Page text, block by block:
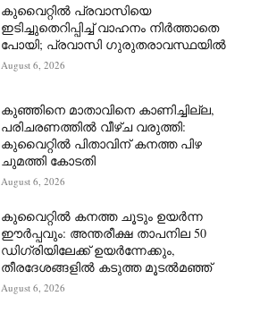
കുവൈറ്റിൽ പ്രവാസിയെ
ഇടിച്ചുതെറിപ്പിച്ച് വാഹനം നിർത്താതെ
പോയി; പ്രവാസി ഗുരുതരാവസ്ഥയിൽ
August 6, 2026
കുഞ്ഞിനെ മാതാവിനെ കാണിച്ചില്ല,
പരിചരണത്തിൽ വീഴ്ച വരുത്തി:
കുവൈറ്റിൽ പിതാവിന് കനത്ത പിഴ
ചുമത്തി കോടതി
August 6, 2026
കുവൈറ്റിൽ കനത്ത ചൂടും ഉയർന്ന
ഈർപ്പവും: അന്തരീക്ഷ താപനില 50
ഡിഗ്രിയിലേക്ക് ഉയർന്നേക്കും,
തീരദേശങ്ങളിൽ കടുത്ത മൂടൽമഞ്ഞ്
August 6, 2026